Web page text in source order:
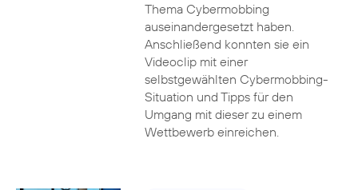
Thema Cybermobbing
auseinandergesetzt haben.
Anschließend konnten sie ein
Videoclip mit einer
selbstgewählten Cybermobbing-
Situation und Tipps für den
Umgang mit dieser zu einem
Wettbewerb einreichen.